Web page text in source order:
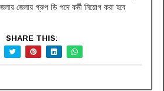
জেলায় গ্রুপ ডি পদে কর্মী নিয়োগ করা হবে
SHARE THIS: